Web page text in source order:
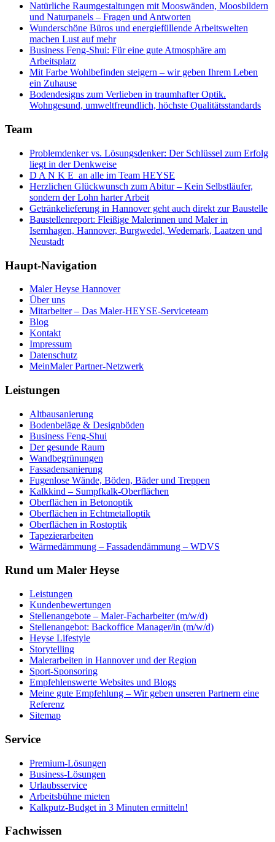
Natürliche Raumgestaltungen mit Mooswänden, Moosbildern
und Naturpanels – Fragen und Antworten
Wunderschöne Büros und energiefüllende Arbeitswelten
machen Lust auf mehr
Business Feng-Shui: Für eine gute Atmosphäre am
Arbeitsplatz
Mit Farbe Wohlbefinden steigern – wir geben Ihrem Leben
ein Zuhause
Bodendesigns zum Verlieben in traumhafter Optik.
Wohngesund, umweltfreundlich, höchste Qualitätsstandards
Team
Problemdenker vs. Lösungsdenker: Der Schlüssel zum Erfolg
liegt in der Denkweise
D A N K E an alle im Team HEYSE
Herzlichen Glückwunsch zum Abitur – Kein Selbstläufer,
sondern der Lohn harter Arbeit
Getränkelieferung in Hannover geht auch direkt zur Baustelle
Baustellenreport: Fleißige Malerinnen und Maler in
Isernhagen, Hannover, Burgwedel, Wedemark, Laatzen und
Neustadt
Haupt-Navigation
Maler Heyse Hannover
Über uns
Mitarbeiter – Das Maler-HEYSE-Serviceteam
Blog
Kontakt
Impressum
Datenschutz
MeinMaler Partner-Netzwerk
Leistungen
Altbausanierung
Bodenbeläge & Designböden
Business Feng-Shui
Der gesunde Raum
Wandbegrünungen
Fassadensanierung
Fugenlose Wände, Böden, Bäder und Treppen
Kalkkind – Sumpfkalk-Oberflächen
Oberflächen in Betonoptik
Oberflächen in Echtmetalloptik
Oberflächen in Rostoptik
Tapezierarbeiten
Wärmedämmung – Fassadendämmung – WDVS
Rund um Maler Heyse
Leistungen
Kundenbewertungen
Stellenangebote – Maler-Facharbeiter (m/w/d)
Stellenangebot: Backoffice Manager/in (m/w/d)
Heyse Lifestyle
Storytelling
Malerarbeiten in Hannover und der Region
Sport-Sponsoring
Empfehlenswerte Websites und Blogs
Meine gute Empfehlung – Wir geben unseren Partnern eine
Referenz
Sitemap
Service
Premium-Lösungen
Business-Lösungen
Urlaubsservice
Arbeitsbühne mieten
Kalkputz-Budget in 3 Minuten ermitteln!
Fachwissen